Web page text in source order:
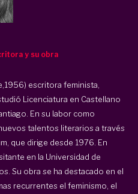
y su obra
escritora feminista,
Licenciatura en Castellano
En su labor como
talentos literarios a través
que dirige desde 1976. En
en la Universidad de
Su obra se ha destacado en el
recurrentes el feminismo, el